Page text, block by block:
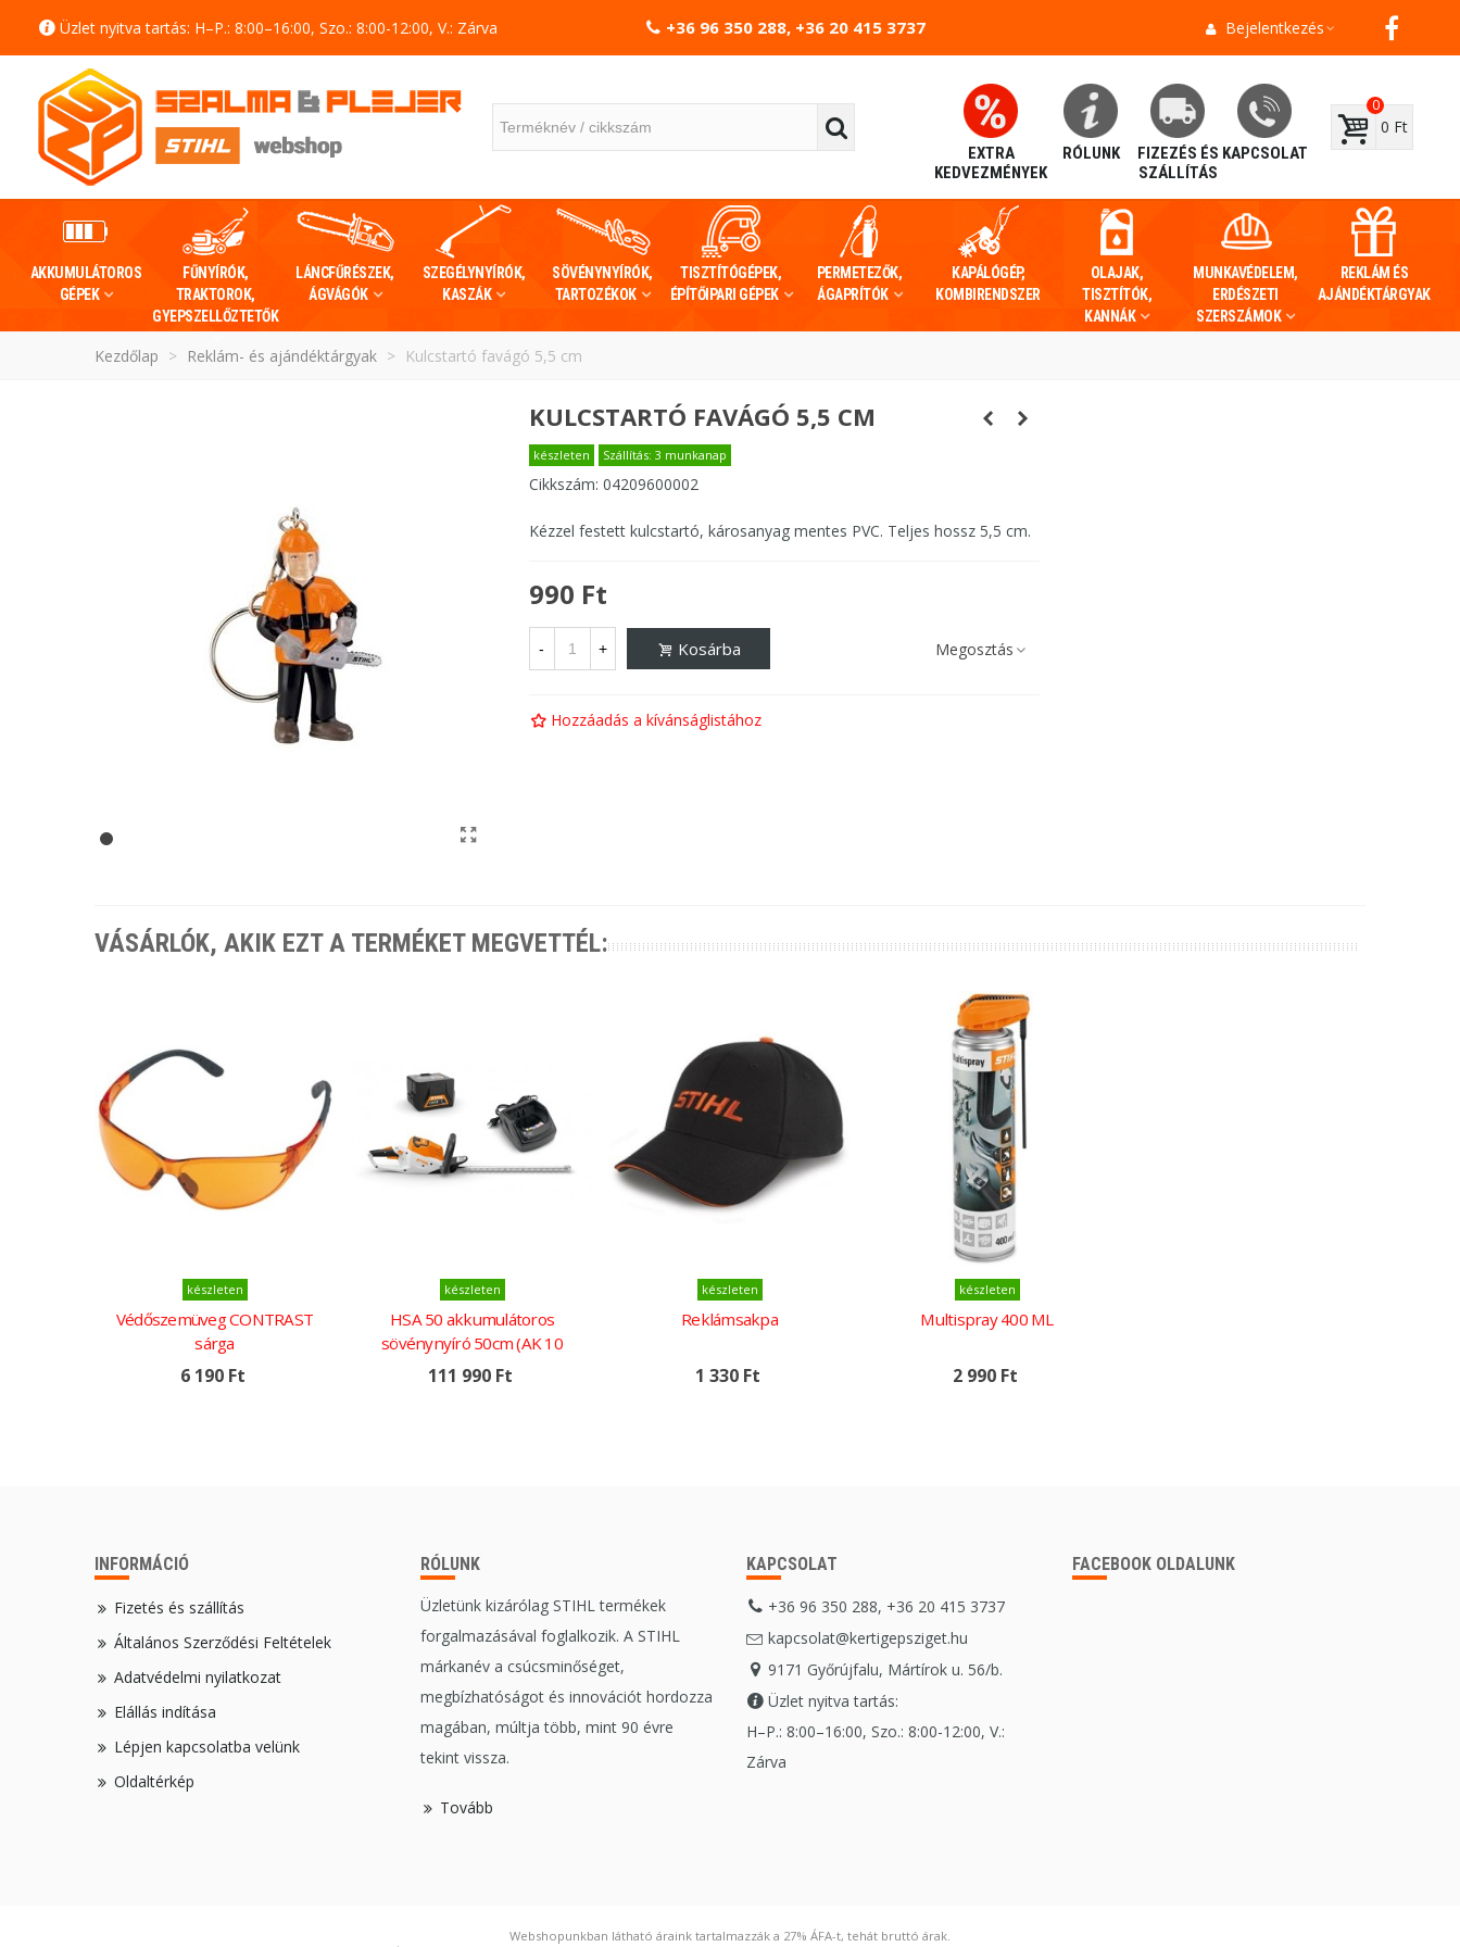
Üzlet nyitva tartás: H–P.: 8:00–16:00, Szo.: 8:00-12:00, V.: Zárva +36 96 350 288, +36 20 415 3737 Bejelentkezés
EXTRA
KEDVEZMÉNYEK
RÓLUNK
FIZEZÉS ÉS
SZÁLLÍTÁS
KAPCSOLAT
0
0 Ft
AKKUMULÁTOROS
GÉPEK
FŰNYÍRÓK,
TRAKTOROK,
GYEPSZELLŐZTETŐK
LÁNCFŰRÉSZEK,
ÁGVÁGÓK
SZEGÉLYNYÍRÓK,
KASZÁK
SÖVÉNYNYÍRÓK,
TARTOZÉKOK
TISZTÍTÓGÉPEK,
ÉPÍTŐIPARI GÉPEK
PERMETEZŐK,
ÁGAPRÍTÓK
KAPÁLÓGÉP,
KOMBIRENDSZER
OLAJAK,
TISZTÍTÓK,
KANNÁK
MUNKAVÉDELEM,
ERDÉSZETI
SZERSZÁMOK
REKLÁM ÉS
AJÁNDÉKTÁRGYAK
Kezdőlap > Reklám- és ajándéktárgyak > Kulcstartó favágó 5,5 cm
KULCSTARTÓ FAVÁGÓ 5,5 CM
készleten Szállítás: 3 munkanap
Cikkszám: 04209600002
Kézzel festett kulcstartó, károsanyag mentes PVC. Teljes hossz 5,5 cm.
990 Ft
- + Kosárba Megosztás
Hozzáadás a kívánságlistához
VÁSÁRLÓK, AKIK EZT A TERMÉKET MEGVETTÉL:
Kosárba
készleten
Védőszemüveg CONTRAST
sárga
6 190 Ft
Kosárba
készleten
HSA 50 akkumulátoros
sövénynyíró 50cm (AK 10
akkuval és AL 101a töltővel)
111 990 Ft
Kosárba
készleten
Reklámsakpa
1 330 Ft
Kosárba
készleten
Multispray 400 ML
2 990 Ft
INFORMÁCIÓ
Fizetés és szállítás
Általános Szerződési Feltételek
Adatvédelmi nyilatkozat
Elállás indítása
Lépjen kapcsolatba velünk
Oldaltérkép
RÓLUNK
Üzletünk kizárólag STIHL termékek
forgalmazásával foglalkozik. A STIHL
márkanév a csúcsminőséget,
megbízhatóságot és innovációt hordozza
magában, múltja több, mint 90 évre
tekint vissza.
Tovább
KAPCSOLAT
+36 96 350 288, +36 20 415 3737
kapcsolat@kertigepsziget.hu
9171 Győrújfalu, Mártírok u. 56/b.
Üzlet nyitva tartás:
H–P.: 8:00–16:00, Szo.: 8:00-12:00, V.:
Zárva
FACEBOOK OLDALUNK
Webshopunkban látható áraink tartalmazzák a 27% ÁFA-t, tehát bruttó árak.